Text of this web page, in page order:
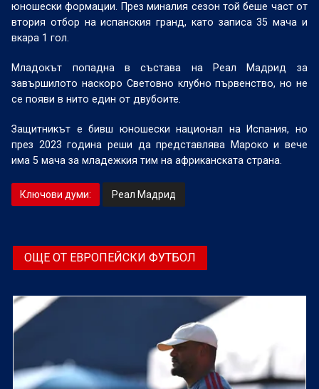
юношески формации. През миналия сезон той беше част от
втория отбор на испанския гранд, като записа 35 мача и
вкара 1 гол.
Младокът попадна в състава на Реал Мадрид за
завършилото наскоро Световно клубно първенство, но не
се появи в нито един от двубоите.
Защитникът е бивш юношески национал на Испания, но
през 2023 година реши да представлява Мароко и вече
има 5 мача за младежкия тим на африканската страна.
Ключови думи: Реал Мадрид
ОЩЕ ОТ ЕВРОПЕЙСКИ ФУТБОЛ